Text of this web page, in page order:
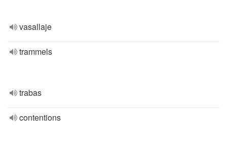
vasallaje
trammels
trabas
contentions